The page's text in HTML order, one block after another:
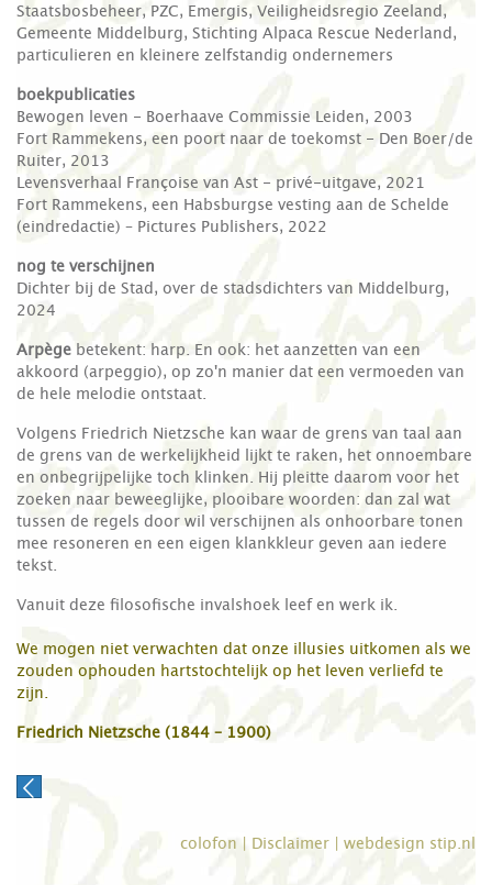
Staatsbosbeheer, PZC, Emergis, Veiligheidsregio Zeeland,
Gemeente Middelburg, Stichting Alpaca Rescue Nederland,
particulieren en kleinere zelfstandig ondernemers
boekpublicaties
Bewogen leven - Boerhaave Commissie Leiden, 2003
Fort Rammekens, een poort naar de toekomst - Den Boer/de
Ruiter, 2013
Levensverhaal Françoise van Ast - privé-uitgave, 2021
Fort Rammekens, een Habsburgse vesting aan de Schelde
(eindredactie) – Pictures Publishers, 2022
nog te verschijnen
Dichter bij de Stad, over de stadsdichters van Middelburg,
2024
Arpège betekent: harp. En ook: het aanzetten van een
akkoord (arpeggio), op zo'n manier dat een vermoeden van
de hele melodie ontstaat.
Volgens Friedrich Nietzsche kan waar de grens van taal aan
de grens van de werkelijkheid lijkt te raken, het onnoembare
en onbegrijpelijke toch klinken. Hij pleitte daarom voor het
zoeken naar beweeglijke, plooibare woorden: dan zal wat
tussen de regels door wil verschijnen als onhoorbare tonen
mee resoneren en een eigen klankkleur geven aan iedere
tekst.
Vanuit deze filosofische invalshoek leef en werk ik.
We mogen niet verwachten dat onze illusies uitkomen als we
zouden ophouden hartstochtelijk op het leven verliefd te
zijn.
Friedrich Nietzsche (1844 – 1900)
colofon Disclaimer webdesign stip.nl